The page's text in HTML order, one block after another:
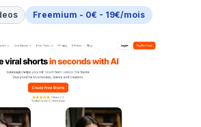
Freemium - 0€ - 19€/mois